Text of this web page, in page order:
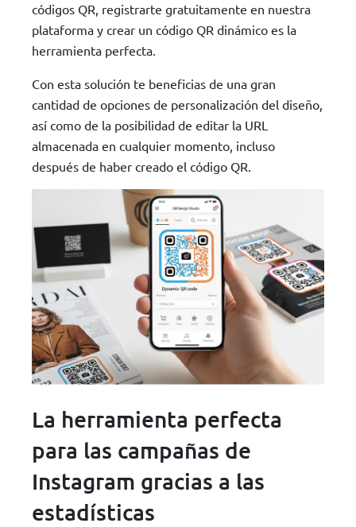
códigos QR, registrarte gratuitamente en nuestra
plataforma y crear un código QR dinámico es la
herramienta perfecta.
Con esta solución te beneficias de una gran
cantidad de opciones de personalización del diseño,
así como de la posibilidad de editar la URL
almacenada en cualquier momento, incluso
después de haber creado el código QR.
La herramienta perfecta
para las campañas de
Instagram gracias a las
estadísticas